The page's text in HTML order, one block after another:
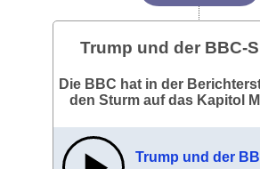
Trump und der BBC-
Die BBC hat in der
den Sturm auf das Kapitol
Trump und der